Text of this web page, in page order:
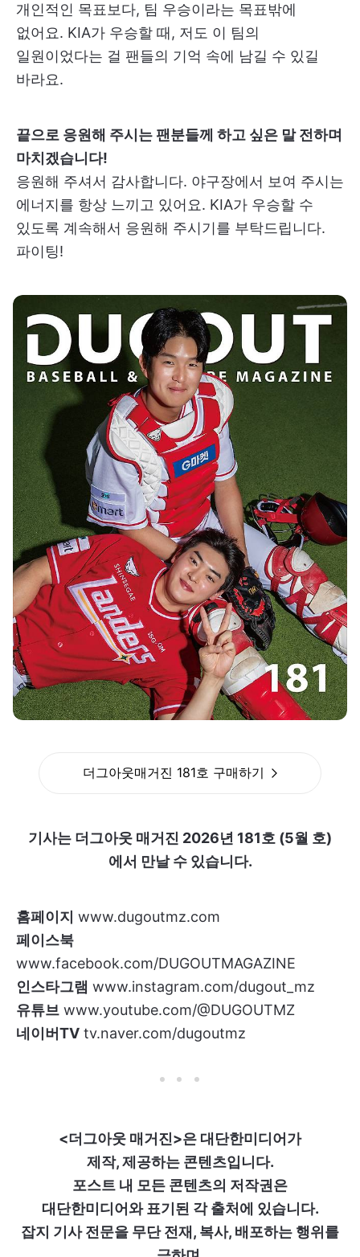
개인적인 목표보다, 팀 우승이라는 목표밖에
없어요. KIA가 우승할 때, 저도 이 팀의
일원이었다는 걸 팬들의 기억 속에 남길 수 있길
바라요.
끝으로 응원해 주시는 팬분들께 하고 싶은 말 전하며
마치겠습니다!
응원해 주셔서 감사합니다. 야구장에서 보여 주시는
에너지를 항상 느끼고 있어요. KIA가 우승할 수
있도록 계속해서 응원해 주시기를 부탁드립니다.
파이팅!
더그아웃매거진 181호 구매하기
기사는 더그아웃 매거진 2026년 181호 (5월 호)
에서 만날 수 있습니다.
홈페이지 www.dugoutmz.com
페이스북
www.facebook.com/DUGOUTMAGAZINE
인스타그램 www.instagram.com/dugout_mz
유튜브 www.youtube.com/@DUGOUTMZ
네이버TV tv.naver.com/dugoutmz
<더그아웃 매거진>은 대단한미디어가
제작, 제공하는 콘텐츠입니다.
포스트 내 모든 콘텐츠의 저작권은
대단한미디어와 표기된 각 출처에 있습니다.
잡지 기사 전문을 무단 전재, 복사, 배포하는 행위를